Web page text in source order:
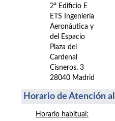
2ª Edificio E
ETS Ingeniería
Aeronáutica y
del Espacio
Plaza del
Cardenal
Cisneros, 3
28040 Madrid
Horario de Atención
Horario habitual: